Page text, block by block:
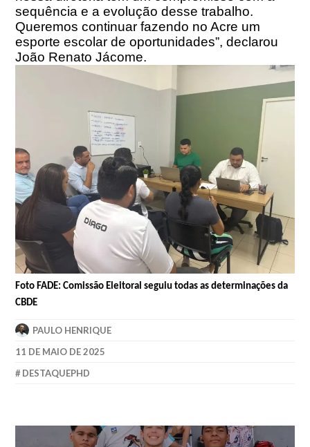
sequência e a evolução desse trabalho.
Queremos continuar fazendo no Acre um
esporte escolar de oportunidades”, declarou
João Renato Jácome.
Foto FADE: Comissão Eleitoral seguiu todas as determinações da
CBDE
PAULO HENRIQUE
11 DE MAIO DE 2025
DESTAQUEPHD